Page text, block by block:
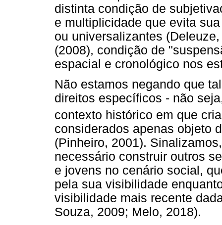
distinta condição de
e multiplicidade que evita
ou universalizantes
(2008), condição de
espacial e cronológico nos
Não estamos negando que
direitos específicos - não
contexto histórico em que
considerados apenas objeto
(Pinheiro, 2001).
necessário construir outros
e jovens no cenário social,
pela sua visibilidade
visibilidade mais recente
Souza, 2009; Melo, 2018).